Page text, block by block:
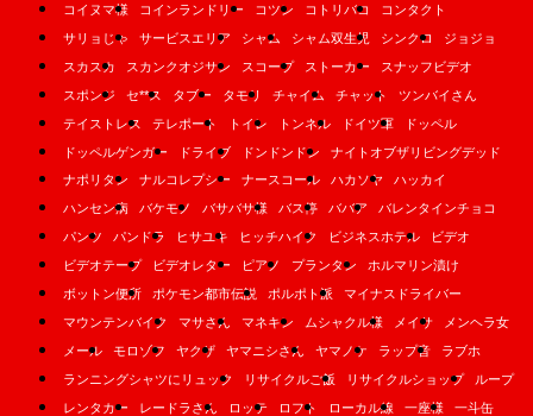
コイヌマ様
コインランドリー コツン コトリバコ
コンタクト
サリョじゃ
サービスエリア シャム シャム双生児 シンクロ
ジョジョ
スカスカ
スカンクオジサン スコープ ストーカー
スナッフビデオ
スポンジ
セ**ス タブー タモリ チャイム チャット
ツンバイさん
テイストレス
テレポート トイレ トンネル ドイツ軍
ドッペル
ドッペルゲンガー
ドライブ ドンドンドン
ナイトオブザリビングデッド
ナポリタン
ナルコレプシー ナースコール ハカソヤ
ハッカイ
ハンセン病
バケモノ バサバサ様 バス停 ババア
バレンタインチョコ
パンツ
パンドラ ヒサユキ ヒッチハイク ビジネスホテル
ビデオ
ビデオテープ
ビデオレター ピアノ プランタン
ホルマリン漬け
ボットン便所
ポケモン都市伝説 ポルポト派
マイナスドライバー
マウンテンバイク
マサさん マネキン ムシャクル様 メイサ
メンヘラ女
メール
モロゾフ ヤクザ ヤマニシさん ヤマノケ ラップ音
ラブホ
ランニングシャツにリュック
リサイクルご飯 リサイクルショップ
ループ
レンタカー
レードラさん ロッテ ロフト ローカル線 一座様
一斗缶